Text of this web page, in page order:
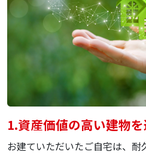
1.資産価値の高い建物を
お建ていただいたご自宅は、